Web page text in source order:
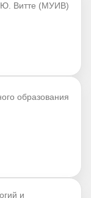
Витте (МУИВ)
образования
и